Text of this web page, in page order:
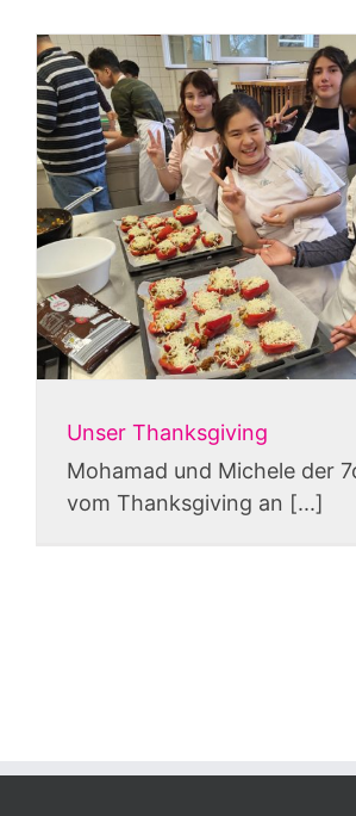
Unser Thanksgiving
Mohamad und Michele der
vom Thanksgiving an [...]